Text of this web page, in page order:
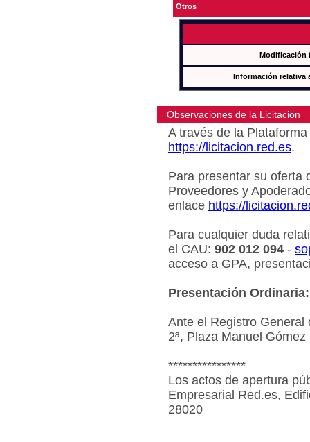
Otros
Modificación
Información relativa
Observaciones de la Licitacion
A través de la
https://licitacion.red.es.
Para presentar su oferta
Proveedores y
enlace https://
Para cualquier duda
el CAU: 902 012 094 -
acceso a GPA,
Presentación Ordinaria:
Ante el Registro General
2ª, Plaza Manuel
****************
Los actos de apertura
Empresarial Red.es,
28020